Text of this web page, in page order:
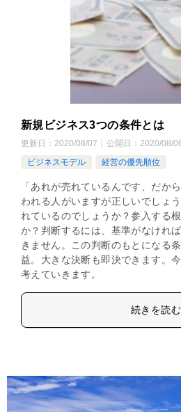
新規ビジネス3つの条件とは
更新日： 2020/08/07 公開日： 2020/08/
ビジネスモデル
経営の優先順位
「あれが売れているんです、だか
われる人がいますが正しいでしょ
れているのでしょうか？参入する
か？判断するには、基準がなけれ
きません。この判断のもとになる
益。大きな決断も即決できます。
考えていきます。
続きを読む